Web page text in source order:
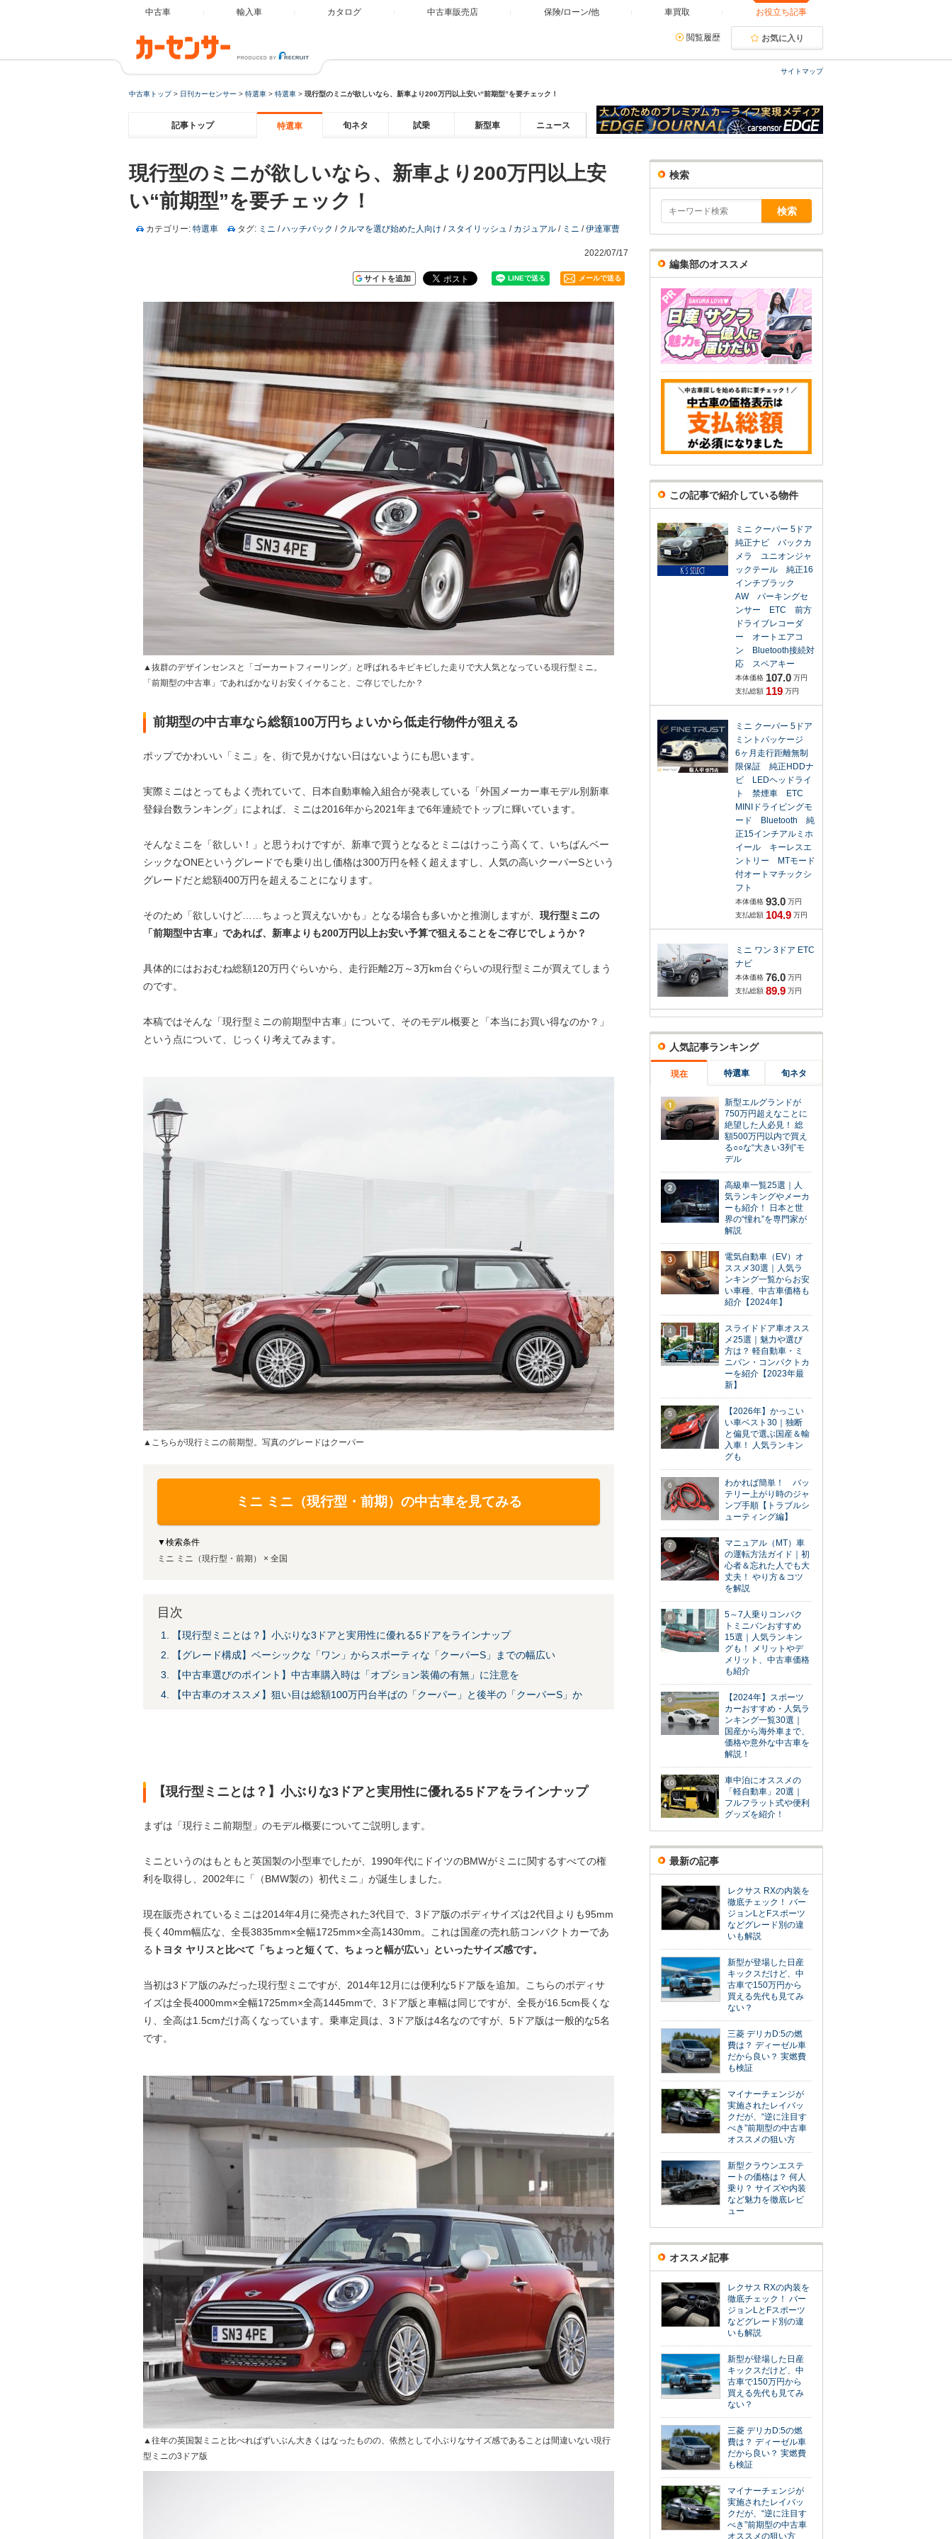
中古車 輸入車 カタログ 中古車販売店 保険/ローン/他 車買取 お役立ち記事
閲覧履歴 お気に入り
サイトマップ
中古車トップ> 日刊カーセンサー > 特選車 > 特選車 > 現行型のミニが欲しいなら、新車より200万円以上安い“前期型”を要チェック！
記事トップ 特選車 旬ネタ 試乗 新型車 ニュース
現行型のミニが欲しいなら、新車より200万円以上安
い“前期型”を要チェック！
カテゴリー: 特選車 タグ: ミニ /ハッチバック / クルマを選び始めた人向け / スタイリッシュ / カジュアル / ミニ /伊達軍曹
2022/07/17
サイトを追加 メールで送る
▲抜群のデザインセンスと「ゴーカートフィーリング」と呼ばれるキビキビした走りで大人気となっている現行型ミニ。
「前期型の中古車」であればかなりお安くイケること、ご存じでしたか？
前期型の中古車なら総額100万円ちょいから低走行物件が狙える
ポップでかわいい「ミニ」を、街で見かけない日はないようにも思います。
実際ミニはとってもよく売れていて、日本自動車輸入組合が発表している「外国メーカー車モデル別新車
登録台数ランキング」によれば、ミニは2016年から2021年まで6年連続でトップに輝いています。
そんなミニを「欲しい！」と思うわけですが、新車で買うとなるとミニはけっこう高くて、いちばんベー
シックなONEというグレードでも乗り出し価格は300万円を軽く超えますし、人気の高いクーパーSという
グレードだと総額400万円を超えることになります。
そのため「欲しいけど……ちょっと買えないかも」となる場合も多いかと推測しますが、 現行型ミニの
「前期型中古車」であれば、新車よりも200万円以上お安い予算で狙えることをご存じでしょうか？
具体的にはおおむね総額120万円ぐらいから、走行距離2万～3万km台ぐらいの現行型ミニが買えてしまう
のです。
本稿ではそんな「現行型ミニの前期型中古車」について、そのモデル概要と「本当にお買い得なのか？」
という点について、じっくり考えてみます。
▲こちらが現行ミニの前期型。写真のグレードはクーパー
ミニ ミニ（現行型・前期）の中古車を見てみる
▼検索条件
ミニ ミニ（現行型・前期） × 全国
目次
1. 【現行型ミニとは？】小ぶりな3ドアと実用性に優れる5ドアをラインナップ
2. 【グレード構成】ベーシックな「ワン」からスポーティな「クーパーS」までの幅広い
3. 【中古車選びのポイント】中古車購入時は「オプション装備の有無」に注意を
4. 【中古車のオススメ】狙い目は総額100万円台半ばの「クーパー」と後半の「クーパーS」か
【現行型ミニとは？】小ぶりな3ドアと実用性に優れる5ドアをラインナップ
まずは「現行ミニ前期型」のモデル概要についてご説明します。
ミニというのはもともと英国製の小型車でしたが、1990年代にドイツのBMWがミニに関するすべての権
利を取得し、2002年に「（BMW製の）初代ミニ」が誕生しました。
現在販売されているミニは2014年4月に発売された3代目で、3ドア版のボディサイズは2代目よりも95mm
長く40mm幅広な、全長3835mm×全幅1725mm×全高1430mm。これは国産の売れ筋コンパクトカーであ
る トヨタ ヤリスと比べて「ちょっと短くて、ちょっと幅が広い」といったサイズ感です。
当初は3ドア版のみだった現行型ミニですが、2014年12月には便利な5ドア版を追加。こちらのボディサ
イズは全長4000mm×全幅1725mm×全高1445mmで、3ドア版と車幅は同じですが、全長が16.5cm長くな
り、全高は1.5cmだけ高くなっています。乗車定員は、3ドア版は4名なのですが、5ドア版は一般的な5名
です。
▲往年の英国製ミニと比べればずいぶん大きくはなったものの、依然として小ぶりなサイズ感であることは間違いない現行
型ミニの3ドア版
検索
編集部のオススメ
この記事で紹介している物件
ミニ クーパー 5ドア
純正ナビ バックカ
メラ ユニオンジャ
ックテール 純正16
インチブラック
AW パーキングセ
ンサー ETC 前方
ドライブレコーダ
ー オートエアコ
ン Bluetooth接続対
応 スペアキー
本体価格 107.0 万円
支払総額 119 万円
ミニ クーパー 5ドア
ミントパッケージ
6ヶ月走行距離無制
限保証 純正HDDナ
ビ LEDヘッドライ
ト 禁煙車 ETC
MINIドライビングモ
ード Bluetooth 純
正15インチアルミホ
イール キーレスエ
ントリー MTモード
付オートマチックシ
フト
本体価格 93.0 万円
支払総額 104.9 万円
ミニ ワン 3ドア ETC
ナビ
本体価格 76.0 万円
支払総額 89.9 万円
人気記事ランキング
現在 特選車 旬ネタ
1
新型エルグランドが
750万円超えなことに
絶望した人必見！ 総
額500万円以内で買え
る○○な“大きい3列”モ
デル
2
高級車一覧25選｜人
気ランキングやメーカ
ーも紹介！ 日本と世
界の“憧れ”を専門家が
解説
3
電気自動車（EV）オ
ススメ30選｜人気ラ
ンキング一覧からお安
い車種、中古車価格も
紹介【2024年】
4
スライドドア車オスス
メ25選｜魅力や選び
方は？ 軽自動車・ミ
ニバン・コンパクトカ
ーを紹介【2023年最
新】
5
【2026年】かっこい
い車ベスト30｜独断
と偏見で選ぶ国産＆輸
入車！ 人気ランキン
グも
6
わかれば簡単！ バッ
テリー上がり時のジャ
ンプ手順【トラブルシ
ューティング編】
7
マニュアル（MT）車
の運転方法ガイド｜初
心者＆忘れた人でも大
丈夫！ やり方＆コツ
を解説
8
5～7人乗りコンパク
トミニバンおすすめ
15選｜人気ランキン
グも！ メリットやデ
メリット、中古車価格
も紹介
9
【2024年】スポーツ
カーおすすめ・人気ラ
ンキング一覧30選｜
国産から海外車まで、
価格や意外な中古車を
解説！
10
車中泊にオススメの
「軽自動車」20選｜
フルフラット式や便利
グッズを紹介！
最新の記事
レクサス RXの内装を
徹底チェック！ バー
ジョンLとFスポーツ
などグレード別の違
いも解説
新型が登場した日産
キックスだけど、中
古車で150万円から
買える先代も見てみ
ない？
三菱 デリカD:5の燃
費は？ ディーゼル車
だから良い？ 実燃費
も検証
マイナーチェンジが
実施されたレイバッ
クだが、“逆に注目す
べき”前期型の中古車
オススメの狙い方
新型クラウンエステ
ートの価格は？ 何人
乗り？ サイズや内装
など魅力を徹底レビ
ュー
オススメ記事
レクサス RXの内装を
徹底チェック！ バー
ジョンLとFスポーツ
などグレード別の違
いも解説
新型が登場した日産
キックスだけど、中
古車で150万円から
買える先代も見てみ
ない？
三菱 デリカD:5の燃
費は？ ディーゼル車
だから良い？ 実燃費
も検証
マイナーチェンジが
実施されたレイバッ
クだが、“逆に注目す
べき”前期型の中古車
オススメの狙い方